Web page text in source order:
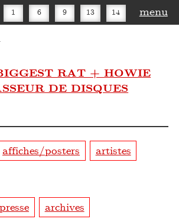
1 6 9 13 14 menu
RAT + HOWIE
DE DISQUES
affiches/posters
artistes
presse archives